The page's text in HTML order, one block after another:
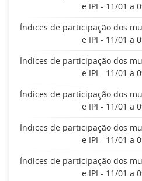
e IPI - 11/01 a
Índices de participação dos
e IPI - 11/01 a
Índices de participação dos
e IPI - 11/01 a
Índices de participação dos
e IPI - 11/01 a
Índices de participação dos
e IPI - 11/01 a
Índices de participação dos
e IPI - 11/01 a